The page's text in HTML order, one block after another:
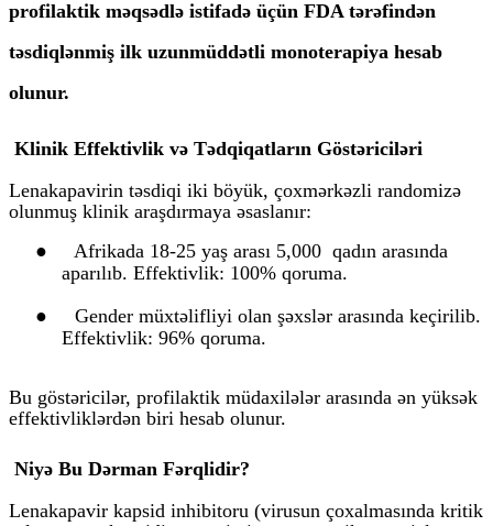
profilaktik məqsədlə istifadə üçün FDA tərəfindən
təsdiqlənmiş ilk uzunmüddətli monoterapiya hesab
olunur.
Klinik Effektivlik və Tədqiqatların Göstəriciləri
Lenakapavirin təsdiqi iki böyük, çoxmərkəzli randomizə
olunmuş klinik araşdırmaya əsaslanır:
●
Afrikada 18-25 yaş arası 5,000 qadın arasında
aparılıb. Effektivlik: 100% qoruma.
●
Gender müxtəlifliyi olan şəxslər arasında keçirilib.
Effektivlik: 96% qoruma.
Bu göstəricilər, profilaktik müdaxilələr arasında ən yüksək
effektivliklərdən biri hesab olunur.
Niyə Bu Dərman Fərqlidir?
Lenakapavir kapsid inhibitoru (virusun çoxalmasında kritik